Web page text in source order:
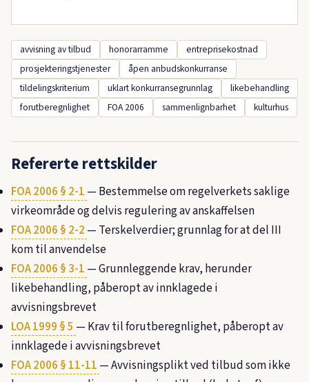
avvisning av tilbud honorarramme
entreprisekostnad
prosjekteringstjenester
åpen anbudskonkurranse
tildelingskriterium
uklart konkurransegrunnlag
likebehandling
forutberegnlighet
FOA 2006 sammenlignbarhet kulturhus
Refererte rettskilder
FOA 2006 § 2-1 — Bestemmelse om regelverkets saklige
virkeområde og delvis regulering av anskaffelsen
FOA 2006 § 2-2 — Terskelverdier; grunnlag for at del III
kom til anvendelse
FOA 2006 § 3-1 — Grunnleggende krav, herunder
likebehandling, påberopt av innklagede i
avvisningsbrevet
LOA 1999 § 5 — Krav til forutberegnlighet, påberopt av
innklagede i avvisningsbrevet
FOA 2006 § 11-11 — Avvisningsplikt ved tilbud som ikke